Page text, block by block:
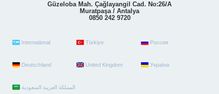
Güzeloba Mah. Çağlayangil Cad. No:26/A
Muratpaşa / Antalya
0850 242 9720
International Türkiye Россия
Deutschland United Kingdom Україна